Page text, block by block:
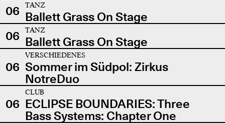
06
TANZ
Ballett Grass On Stage
06
TANZ
Ballett Grass On Stage
06
VERSCHIEDENES
Sommer im Südpol: Zirkus
NotreDuo
06
CLUB
ECLIPSE BOUNDARIES: Three
Bass Systems: Chapter One